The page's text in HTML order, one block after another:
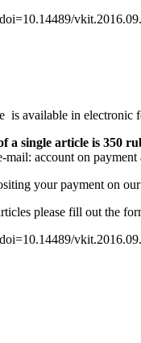
is available in electronic
a single article is 350
mail: account on
your payment on
please fill out the